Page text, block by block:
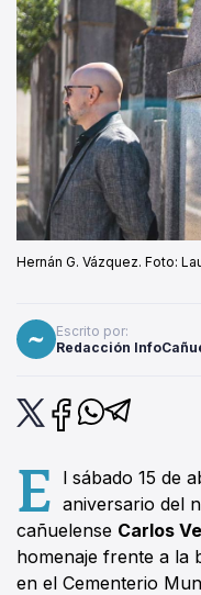
Hernán G. Vázquez. Foto:
Escrito por:
Redacción
E l sábado 15 de
aniversario del
cañuelense Carlos
homenaje frente a la
en el Cementerio